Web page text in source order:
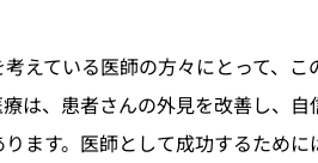
えている医師の方々にとって、
は、患者さんの外見を改善し、
ます。医師として成功するため